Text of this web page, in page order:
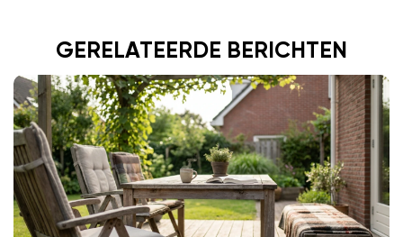
GERELATEERDE BERICHTEN